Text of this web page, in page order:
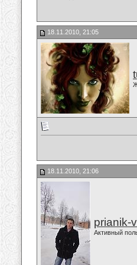
18.11.2010, 21:05
18.11.2010, 21:06
prianik-
Активный